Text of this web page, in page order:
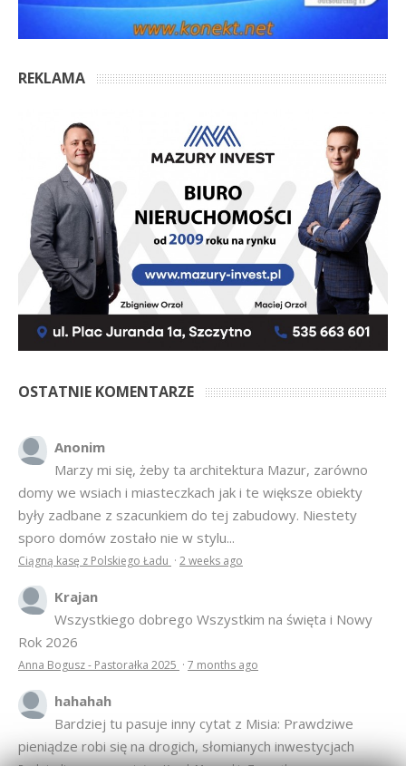
REKLAMA
OSTATNIE KOMENTARZE
Anonim
Marzy mi się, żeby ta architektura Mazur, zarówno
domy we wsiach i miasteczkach jak i te większe obiekty
były zadbane z szacunkiem do tej zabudowy. Niestety
sporo domów zostało nie w stylu...
Ciągną kasę z Polskiego Ładu · 2 weeks ago
Krajan
Wszystkiego dobrego Wszystkim na święta i Nowy
Rok 2026
Anna Bogusz - Pastorałka 2025 · 7 months ago
hahahah
Bardziej tu pasuje inny cytat z Misia: Prawdziwe
pieniądze robi się na drogich, słomianych inwestycjach